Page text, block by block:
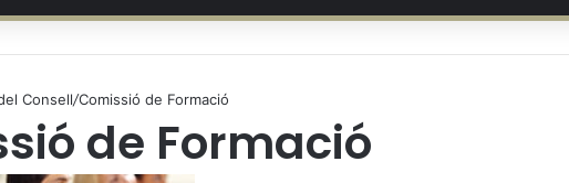
Consell/Comissió de Formació
de Formació